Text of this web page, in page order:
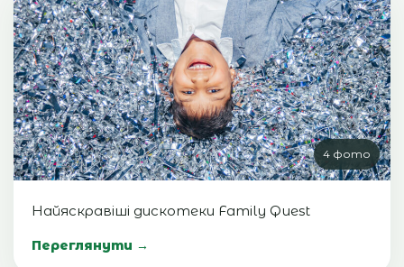
4 фото
Найяскравіші дискотеки Family Quest
Переглянути →